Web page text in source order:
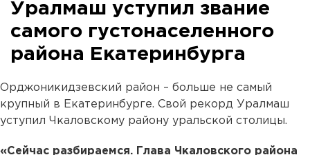
Уралмаш уступил звание
самого густонаселенного
района Екатеринбурга
Орджоникидзевский район – больше не самый
крупный в Екатеринбурге. Свой рекорд Уралмаш
уступил Чкаловскому району уральской столицы.
«Сейчас разбираемся. Глава Чкаловского района